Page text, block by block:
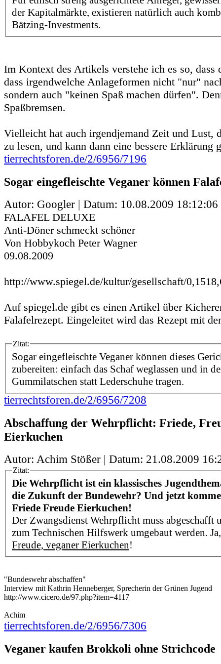
der Kapitalmärkte, existieren natürlich auch
Bätzing-Investments.
Im Kontext des Artikels verstehe ich es so, dass
dass irgendwelche Anlageformen nicht "nur"
sondern auch "keinen Spaß machen dürfen".
Spaßbremsen.
Vielleicht hat auch irgendjemand Zeit und Lust,
zu lesen, und kann dann eine bessere Erklärung
tierrechtsforen.de/2/6956/7196
Sogar eingefleischte Veganer können
Autor: Googler | Datum: 10.08.2009 18:12:06
FALAFEL DELUXE
Anti-Döner schmeckt schöner
Von Hobbykoch Peter Wagner
09.08.2009
http://www.spiegel.de/kultur/gesellschaft/
Auf spiegel.de gibt es einen Artikel über
Falafelrezept. Eingeleitet wird das Rezept mit
Zitat:
Sogar eingefleischte Veganer können dieses
zubereiten: einfach das Schaf weglassen und in
Gummilatschen statt Lederschuhe tragen.
tierrechtsforen.de/2/6956/7208
Abschaffung der Wehrpflicht: Friede,
Eierkuchen
Autor: Achim Stößer | Datum: 21.08.2009
Zitat:
Die Wehrpflicht ist ein klassisches
die Zukunft der Bundewehr? Und jetzt
Friede Freude Eierkuchen!
Der Zwangsdienst Wehrpflicht muss abgeschafft
zum Technischen Hilfswerk umgebaut werden.
Freude, veganer Eierkuchen!
"Bundeswehr abschaffen"
Interview mit Kathrin Henneberger, Sprecherin der Grünen Jugend
http://www.cicero.de/97.php?item=4117
Achim
tierrechtsforen.de/2/6956/7306
Veganer kaufen Brokkoli ohne Strichcode